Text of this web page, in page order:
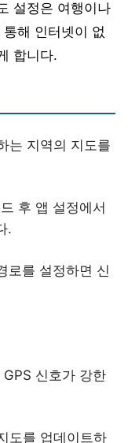
설정은 여행이나
해 인터넷이 없
합니다.
는 지역의 지도를
후 앱 설정에서
.
로를 설정하면 신
신호가 강한
도를 업데이트하